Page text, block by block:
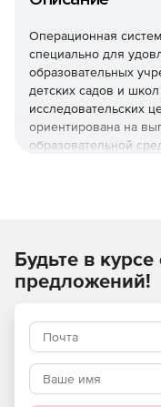
Операционная
специально для
образовательных
детских садов и
исследовательских
ориентирована на
образовательной
Что входит в
Среды разработки
Редакторы
Будьте в
предложений!